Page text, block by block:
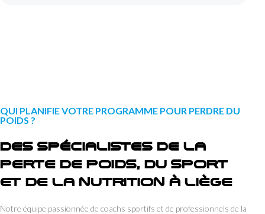
QUI PLANIFIE VOTRE PROGRAMME POUR PERDRE DU
POIDS ?
DES SPÉCIALISTES DE LA
PERTE DE POIDS, DU SPORT
ET DE LA NUTRITION À LIÈGE
Notre équipe passionnée de coachs sportifs et de professionnels de la